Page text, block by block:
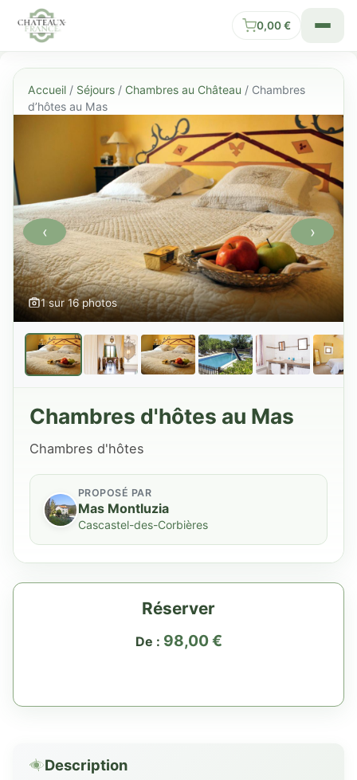
0,00€
Accueil / Séjours / Chambres au Château / Chambres
d’hôtes au Mas
1 sur 16 photos
‹ ›
Chambres d'hôtes au Mas
Chambres d'hôtes
PROPOSÉ PAR
Mas Montluzia
Cascastel-des-Corbières
Réserver
De : 98,00€
Description